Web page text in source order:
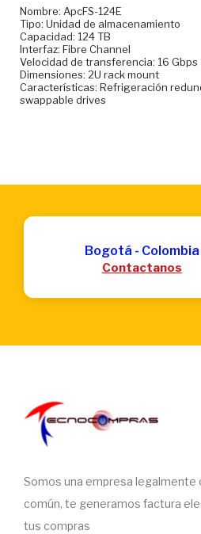
Nombre: ApcFS-124E
Tipo: Unidad de almacenamiento
Capacidad: 124 TB
Interfaz: Fibre Channel
Velocidad de transferencia: 16 Gbps
Dimensiones: 2U rack mount
Características: Refrigeración
swappable drives
Bogotá - Colombia
Contactanos
Somos una empresa legalmente
común, te generamos factura
tus compras